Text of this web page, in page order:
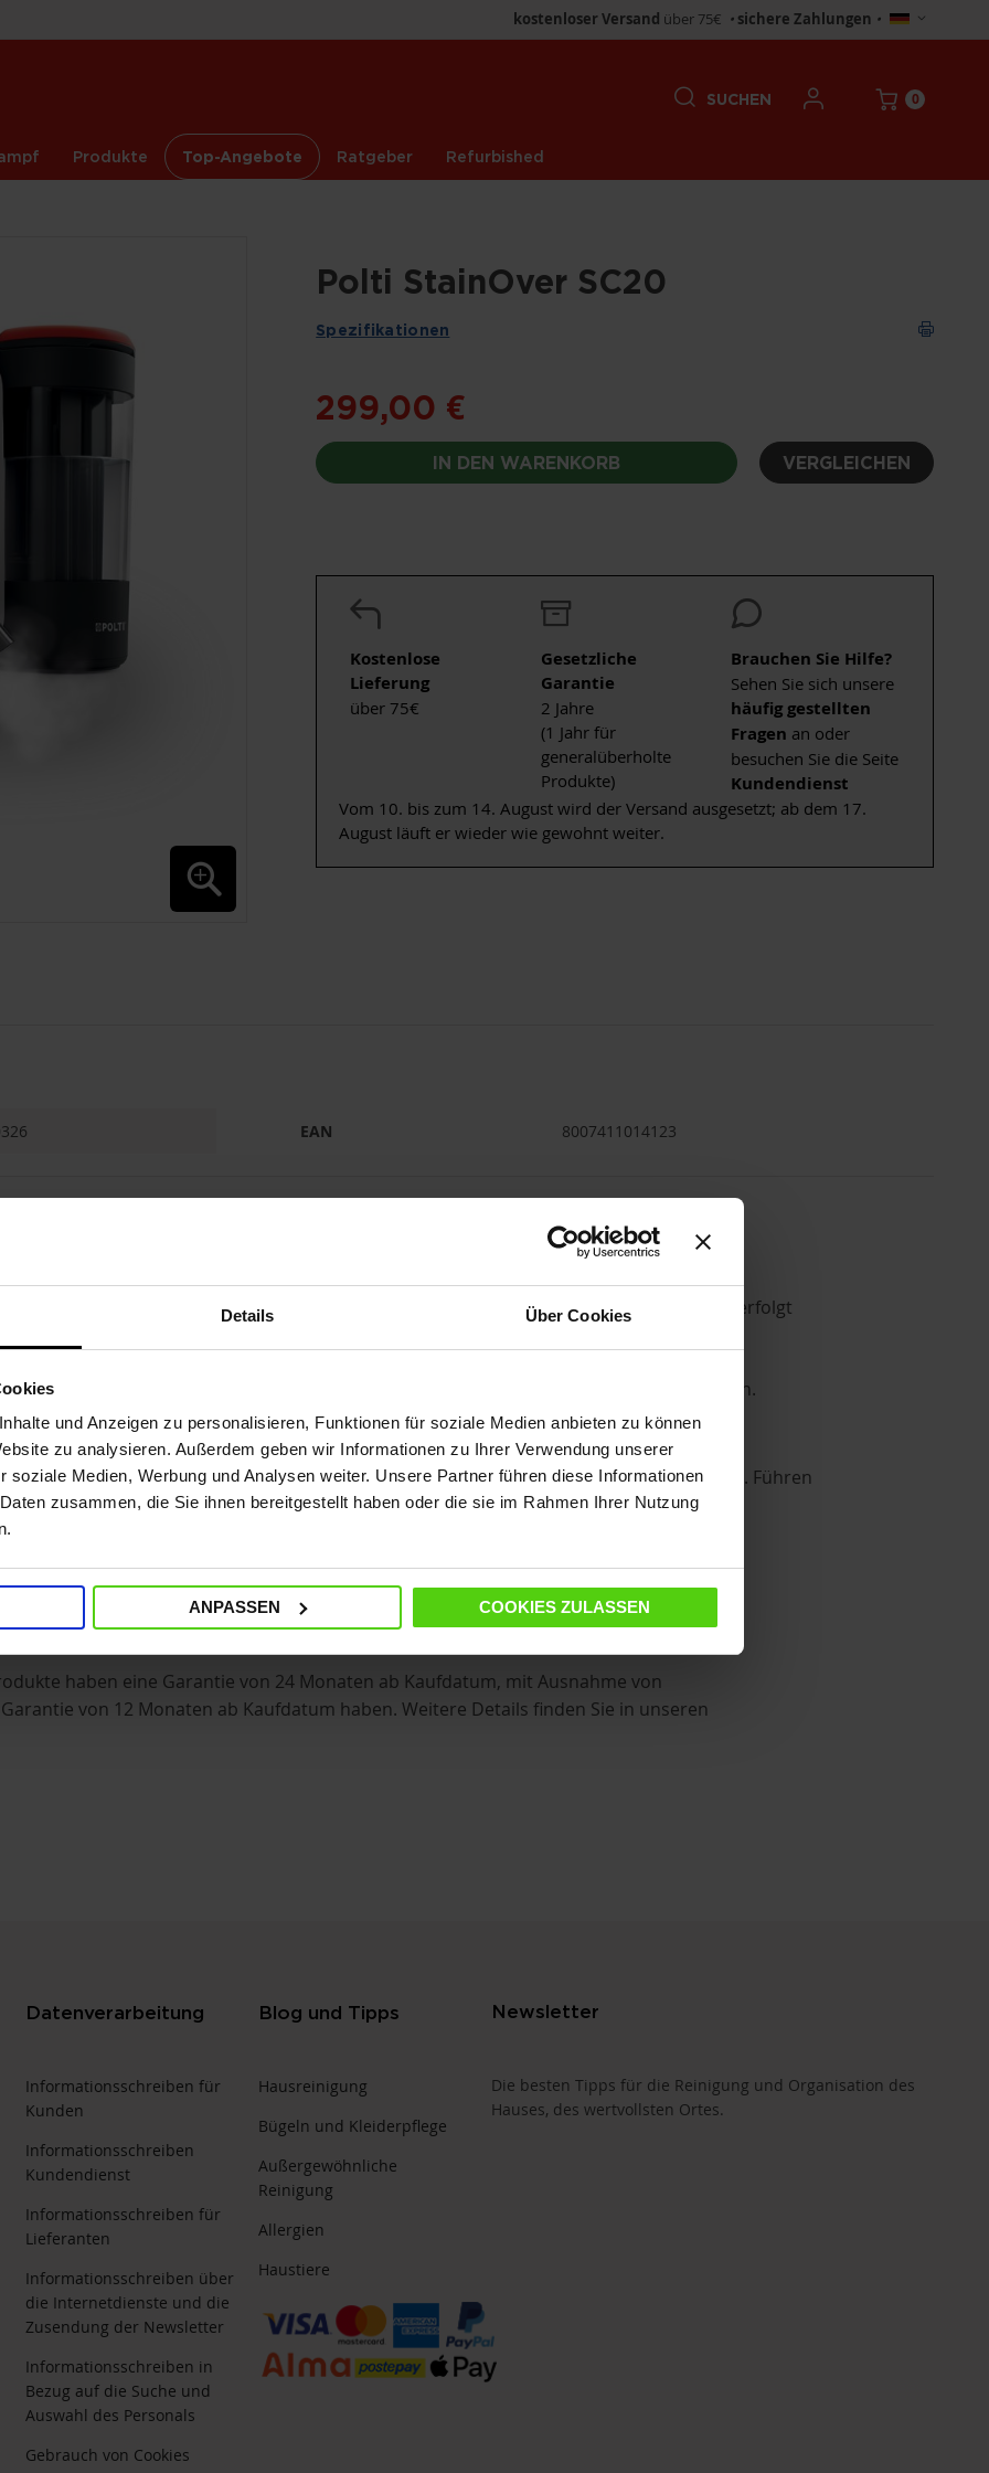
Details Über Cookies
und Anzeigen zu personalisieren, Funktionen für soziale Medien anbieten zu können
zu analysieren. Außerdem geben wir Informationen zu Ihrer Verwendung unserer
soziale Medien, Werbung und Analysen weiter. Unsere Partner führen diese Informationen
zusammen, die Sie ihnen bereitgestellt haben oder die sie im Rahmen Ihrer Nutzung
ANPASSEN COOKIES ZULASSEN
kostenloser Versand über 75€ • sichere Zahlungen • Store
wählen
Produkte Top-Angebote Ratgeber Refurbished
SUCHEN 0
Polti StainOver SC20
Spezifikationen
299,00 €
IN DEN WARENKORB VERGLEICHEN
Kostenlose
Lieferung
über 75€
Gesetzliche
Garantie
2 Jahre
(1 Jahr für
generalüberholte
Produkte)
Brauchen Sie Hilfe?
Sehen Sie sich unsere
häufig gestellten
Fragen an oder
besuchen Sie die Seite
Kundendienst
Vom 10. bis zum 14. August wird der Versand ausgesetzt; ab dem 17.
August läuft er wieder wie gewohnt weiter.
EAN 8007411014123
Bestellungen unter 75€. Kostenloser Versand für Bestellungen über 75€ . Die Lieferung erfolgt
oder in der Weihnachtszeit können sich die Vorbereitungs- und Lieferzeiten verlängern.
dem Lieferdatum des Kaufs mit einer Rücksendeautorisierung zurückgegeben werden. Führen
oder wenden Sie sich unter Angabe der Bestellnummer an unserenKundenservice
optional in 3 Raten ohne Zusatzkosten.
haben eine Garantie von 24 Monaten ab Kaufdatum, mit Ausnahme von
von 12 Monaten ab Kaufdatum haben. Weitere Details finden Sie in unseren
Datenverarbeitung
Informationsschreiben für
Kunden
Informationsschreiben
Kundendienst
Informationsschreiben für
Lieferanten
Informationsschreiben über
die Internetdienste und die
Zusendung der Newsletter
Informationsschreiben in
Bezug auf die Suche und
Auswahl des Personals
Gebrauch von Cookies
Blog und Tipps
Hausreinigung
Bügeln und Kleiderpflege
Außergewöhnliche
Reinigung
Allergien
Haustiere
Newsletter
Die besten Tipps für die Reinigung und Organisation des
Hauses, des wertvollsten Ortes.